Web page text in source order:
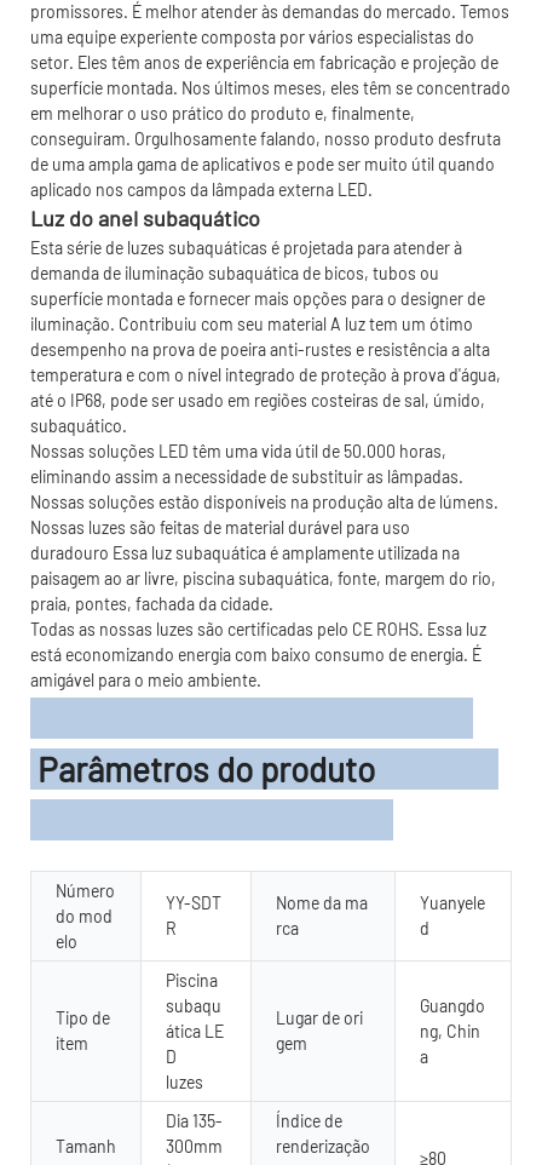
promissores. É melhor atender às demandas do mercado. Temos
uma equipe experiente composta por vários especialistas do
setor. Eles têm anos de experiência em fabricação e projeção de
superfície montada. Nos últimos meses, eles têm se concentrado
em melhorar o uso prático do produto e, finalmente,
conseguiram. Orgulhosamente falando, nosso produto desfruta
de uma ampla gama de aplicativos e pode ser muito útil quando
aplicado nos campos da lâmpada externa LED.
Luz do anel subaquático
Esta série de luzes subaquáticas é projetada para atender à
demanda de iluminação subaquática de bicos, tubos ou
superfície montada e fornecer mais opções para o designer de
iluminação. Contribuiu com seu material A luz tem um ótimo
desempenho na prova de poeira anti-rustes e resistência a alta
temperatura e com o nível integrado de proteção à prova d'água,
até o IP68, pode ser usado em regiões costeiras de sal, úmido,
subaquático.
Nossas soluções LED têm uma vida útil de 50.000 horas,
eliminando assim a necessidade de substituir as lâmpadas.
Nossas soluções estão disponíveis na produção alta de lúmens.
Nossas luzes são feitas de material durável para uso
duradouro Essa luz subaquática é amplamente utilizada na
paisagem ao ar livre, piscina subaquática, fonte, margem do rio,
praia, pontes, fachada da cidade.
Todas as nossas luzes são certificadas pelo CE ROHS. Essa luz
está economizando energia com baixo consumo de energia. É
amigável para o meio ambiente.
Parâmetros do produto
Número
do mod
elo
YY-SDT
R
Nome da ma
rca
Yuanyele
d
Tipo de
item
Piscina
subaqu
ática LE
D
luzes
Lugar de ori
gem
Guangdo
ng, Chin
a
Tamanh
Dia 135-
300mm
Índice de
renderização
≥80